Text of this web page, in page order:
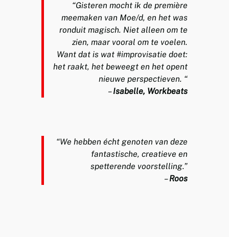
“Gisteren mocht ik de première
meemaken van Moe/d, en het was
ronduit magisch. Niet alleen om te
zien, maar vooral om te voelen.
Want dat is wat #improvisatie doet:
het raakt, het beweegt en het opent
nieuwe perspectieven. “
–Isabelle, Workbeats
“We hebben écht genoten van deze
fantastische, creatieve en
spetterende voorstelling.”
–Roos